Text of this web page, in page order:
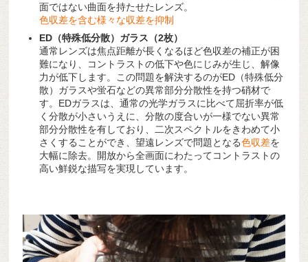
面ではない曲面を持たせたレンズ。
色収差を含む様々な収差を抑制
ED（特殊低分散）ガラス（2枚）
通常レンズは焦点距離が長くなるほど色収差の補正が困
難になり、コントラストの低下や色にじみが生じ、解像
力が低下します。この問題を解決するのがED（特殊低分
散）ガラスや蛍石などの異常部分分散性を持つ硝材で
す。EDガラスは、通常の光学ガラスに比べて屈折率が低
く分散が小さいうえに、分散の度合いが一様でない異常
部分分散性を有しており、二次スペクトルをきわめて小
さくすることができ、望遠レンズで問題となる色収差を
大幅に除去。開放から全画面にわたってコントラストの
高い鮮鋭な描写を実現しています。